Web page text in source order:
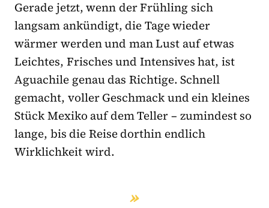
Gerade jetzt, wenn der Frühling sich
langsam ankündigt, die Tage wieder
wärmer werden und man Lust auf etwas
Leichtes, Frisches und Intensives hat, ist
Aguachile genau das Richtige. Schnell
gemacht, voller Geschmack und ein kleines
Stück Mexiko auf dem Teller – zumindest so
lange, bis die Reise dorthin endlich
Wirklichkeit wird.